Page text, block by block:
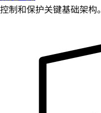
控制和保护关键基础架构。